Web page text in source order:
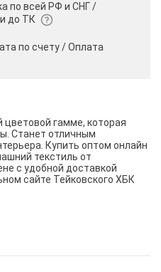
по всей РФ и СНГ /
до ТК
по счету /Оплата
цветовой гамме, которая
Станет отличным
Купить оптом онлайн
текстиль от
с удобной доставкой
сайте Тейковского ХБК